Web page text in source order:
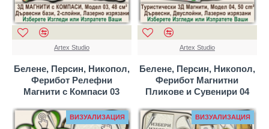
Artex Studio
Белене, Персин, Никопол,
Ферибот Релефни
Магнити с Компаси 03
Artex Studio
Белене, Персин, Никопол,
Ферибот Магнитни
Пликове и Сувенири 04
ВИЗУАЛИЗАЦИЯ ВИЗУАЛИЗАЦИЯ